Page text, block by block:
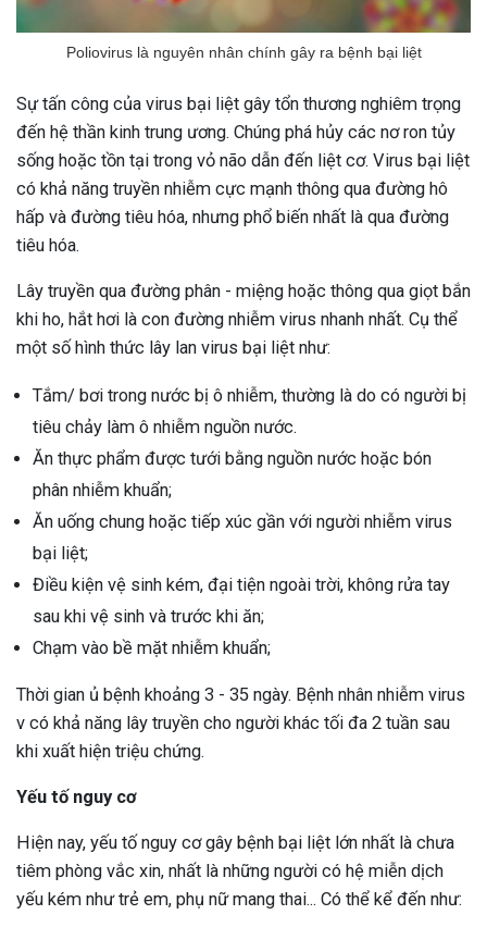
Poliovirus là nguyên nhân chính gây ra bệnh bại liệt
Sự tấn công của virus bại liệt gây tổn thương nghiêm trọng
đến hệ thần kinh trung ương. Chúng phá hủy các nơ ron tủy
sống hoặc tồn tại trong vỏ não dẫn đến liệt cơ. Virus bại liệt
có khả năng truyền nhiễm cực mạnh thông qua đường hô
hấp và đường tiêu hóa, nhưng phổ biến nhất là qua đường
tiêu hóa.
Lây truyền qua đường phân - miệng hoặc thông qua giọt bắn
khi ho, hắt hơi là con đường nhiễm virus nhanh nhất. Cụ thể
một số hình thức lây lan virus bại liệt như:
Tắm/ bơi trong nước bị ô nhiễm, thường là do có người bị
tiêu chảy làm ô nhiễm nguồn nước.
Ăn thực phẩm được tưới bằng nguồn nước hoặc bón
phân nhiễm khuẩn;
Ăn uống chung hoặc tiếp xúc gần với người nhiễm virus
bại liệt;
Điều kiện vệ sinh kém, đại tiện ngoài trời, không rửa tay
sau khi vệ sinh và trước khi ăn;
Chạm vào bề mặt nhiễm khuẩn;
Thời gian ủ bệnh khoảng 3 - 35 ngày. Bệnh nhân nhiễm virus
v có khả năng lây truyền cho người khác tối đa 2 tuần sau
khi xuất hiện triệu chứng.
Yếu tố nguy cơ
Hiện nay, yếu tố nguy cơ gây bệnh bại liệt lớn nhất là chưa
tiêm phòng vắc xin, nhất là những người có hệ miễn dịch
yếu kém như trẻ em, phụ nữ mang thai... Có thể kể đến như: